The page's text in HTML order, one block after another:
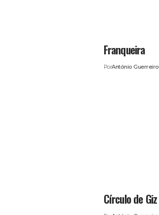
Franqueira
PorAntónio Guerreiro
Círculo de Giz